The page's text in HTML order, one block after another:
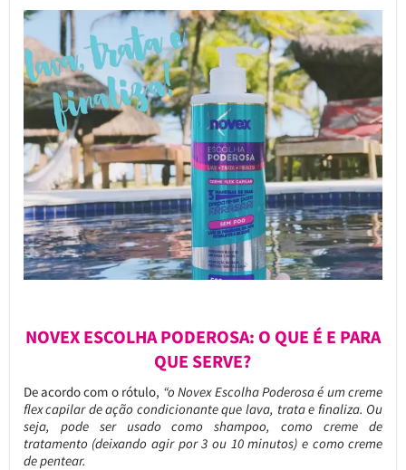
NOVEX ESCOLHA PODEROSA: O QUE É E PARA
QUE SERVE?
De acordo com o rótulo, “o Novex Escolha Poderosa é um creme
flex capilar de ação condicionante que lava, trata e finaliza. Ou
seja, pode ser usado como shampoo, como creme de
tratamento (deixando agir por 3 ou 10 minutos) e como creme
de pentear.